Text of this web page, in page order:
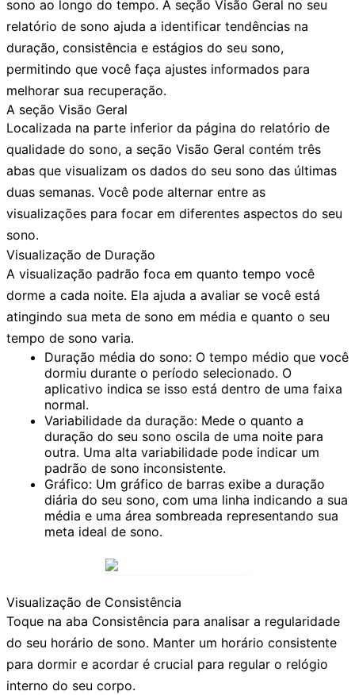
sono ao longo do tempo. A seção Visão Geral no seu
relatório de sono ajuda a identificar tendências na
duração, consistência e estágios do seu sono,
permitindo que você faça ajustes informados para
melhorar sua recuperação.
A seção Visão Geral
Localizada na parte inferior da página do relatório de
qualidade do sono, a seção Visão Geral contém três
abas que visualizam os dados do seu sono das últimas
duas semanas. Você pode alternar entre as
visualizações para focar em diferentes aspectos do seu
sono.
Visualização de Duração
A visualização padrão foca em quanto tempo você
dorme a cada noite. Ela ajuda a avaliar se você está
atingindo sua meta de sono em média e quanto o seu
tempo de sono varia.
Duração média do sono: O tempo médio que você
dormiu durante o período selecionado. O
aplicativo indica se isso está dentro de uma faixa
normal.
Variabilidade da duração: Mede o quanto a
duração do seu sono oscila de uma noite para
outra. Uma alta variabilidade pode indicar um
padrão de sono inconsistente.
Gráfico: Um gráfico de barras exibe a duração
diária do seu sono, com uma linha indicando a sua
média e uma área sombreada representando sua
meta ideal de sono.
Visualização de Consistência
Toque na aba Consistência para analisar a regularidade
do seu horário de sono. Manter um horário consistente
para dormir e acordar é crucial para regular o relógio
interno do seu corpo.